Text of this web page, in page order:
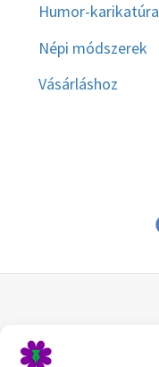
Humor-karikatúra
Népi módszerek
Vásárláshoz